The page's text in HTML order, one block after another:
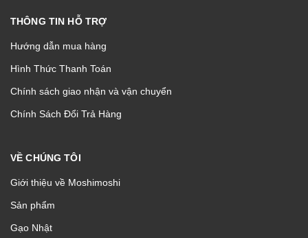
THÔNG TIN HỖ TRỢ
Hướng dẫn mua hàng
Hình Thức Thanh Toán
Chính sách giao nhận và vận chuyển
Chính Sách Đổi Trả Hàng
VỀ CHÚNG TÔI
Giới thiệu về Moshimoshi
Sản phẩm
Gạo Nhật